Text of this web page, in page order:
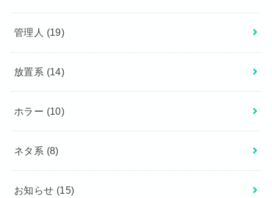
管理人 (19)
放置系 (14)
ホラー (10)
ネタ系 (8)
お知らせ (15)